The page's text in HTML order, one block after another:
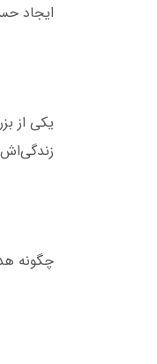
ایجاد
یکی از
چگونه